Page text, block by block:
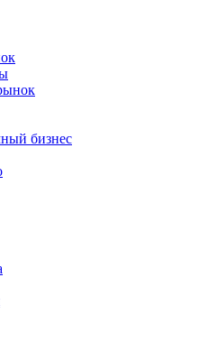
бизнес